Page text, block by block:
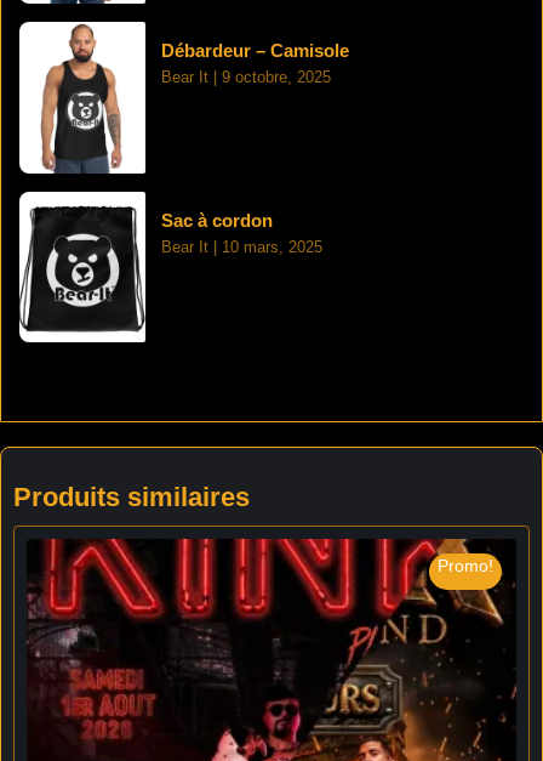
Débardeur – Camisole
Bear It 9 octobre, 2025
Sac à cordon
Bear It 10 mars, 2025
Produits similaires
Promo!